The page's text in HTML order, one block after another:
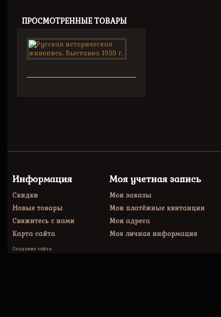
ПРОСМОТРЕННЫЕ ТОВАРЫ
Информация
Скидки
Новые товары
Свяжитесь с нами
Карта сайта
Моя учетная запись
Мои заказы
Мои платёжные квитанции
Мои адреса
Моя личная информация
Создание сайта